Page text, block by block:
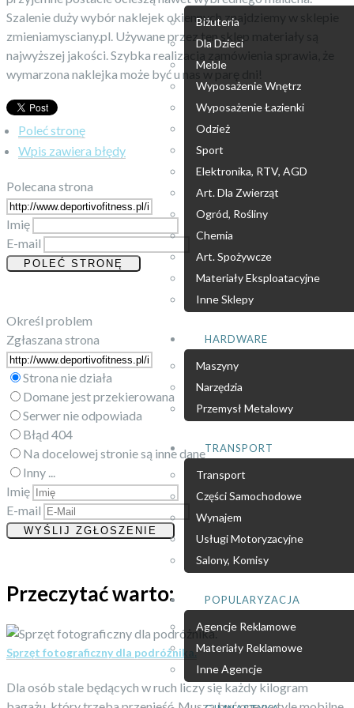
Biżuteria
Dla Dzieci
Meble
Wyposażenie Wnętrz
Wyposażenie Łazienki
Odzież
Sport
Elektronika, RTV, AGD
Art. Dla Zwierząt
Ogród, Rośliny
Chemia
Art. Spożywcze
Materiały Eksploatacyjne
Inne Sklepy
HARDWARE
Maszyny
Narzędzia
Przemysł Metalowy
TRANSPORT
Transport
Części Samochodowe
Wynajem
Usługi Motoryzacyjne
Salony, Komisy
POPULARYZACJA
Agencje Reklamowe
Materiały Reklamowe
Inne Agencje
Szalenie duży wybór naklejek okiennych znajdziemy w sklepie
zmieniamysciany.pl. Używane przez ten sklep materiały są
najwyższej jakości. Szybka realizacja zamówienia sprawia, że
wymarzona naklejka może być u nas w parę dni!
Poleć stronę
Wpis zawiera błędy
Polecana strona
Imię
E-mail
Określ problem
Zgłaszana strona
Strona nie działa
Domane jest przekierowana
Serwer nie odpowiada
Błąd 404
Na docelowej stronie są inne dane
Inny ...
Imię
E-mail
Przeczytać warto:
Sprzęt fotograficzny dla podróżnika.
Dla osób stale będących w ruch liczy się każdy kilogram